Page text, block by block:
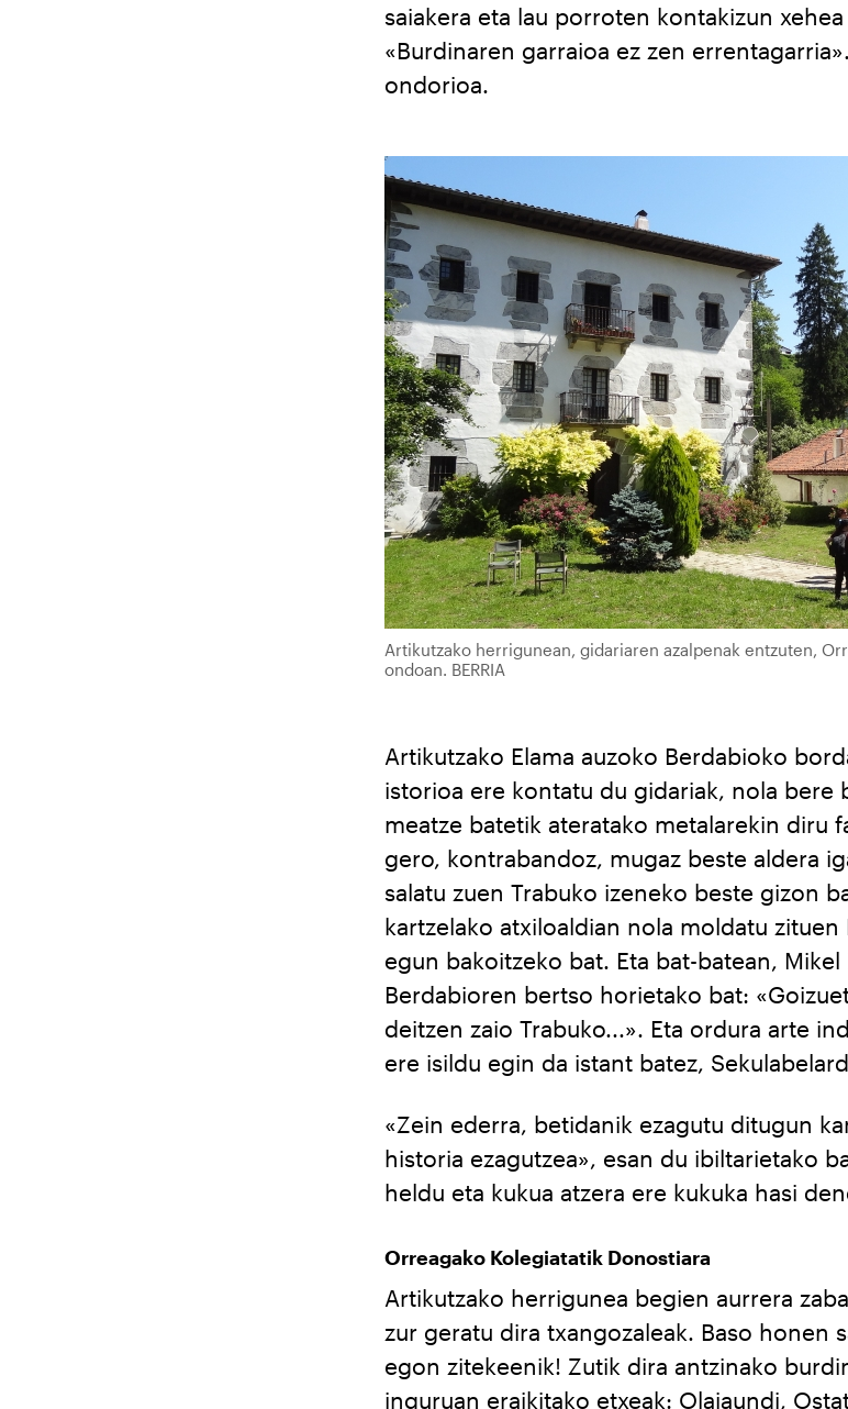
saiakera eta lau porroten kontakizun
«Burdinaren garraioa ez zen
ondorioa.
Artikutzako herrigunean, gidariaren azalpenak entzuten,
ondoan. BERRIA
Artikutzako Elama auzoko Berdabioko
istorioa ere kontatu du gidariak, nola bere
meatze batetik ateratako metalarekin diru
gero, kontrabandoz, mugaz beste aldera
salatu zuen Trabuko izeneko beste gizon
kartzelako atxiloaldian nola moldatu
egun bakoitzeko bat. Eta bat-batean, Mikel
Berdabioren bertso horietako bat:
deitzen zaio Trabuko...». Eta ordura arte
ere isildu egin da istant batez,
«Zein ederra, betidanik ezagutu ditugun
historia ezagutzea», esan du ibiltarietako
heldu eta kukua atzera ere kukuka hasi
Orreagako Kolegiatatik Donostiara
Artikutzako herrigunea begien aurrera
zur geratu dira txangozaleak. Baso honen
egon zitekeenik! Zutik dira antzinako
inguruan eraikitako etxeak: Olajaundi,